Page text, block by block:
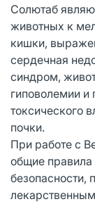
Солютаб
животных к
кишки,
сердечная
синдром,
гиповолемии и
токсического
почки.
При работе с
общие правила
безопасности,